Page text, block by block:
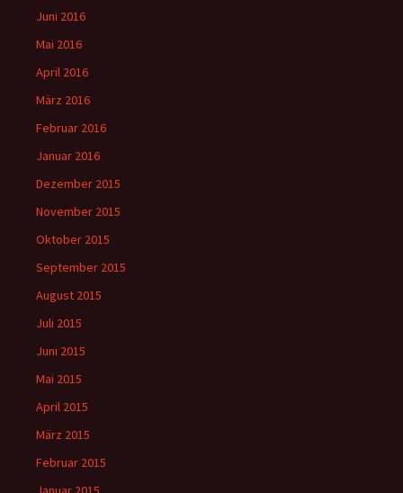
Juni 2016
Mai 2016
April 2016
März 2016
Februar 2016
Januar 2016
Dezember 2015
November 2015
Oktober 2015
September 2015
August 2015
Juli 2015
Juni 2015
Mai 2015
April 2015
März 2015
Februar 2015